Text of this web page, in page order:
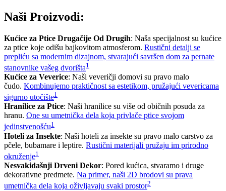
Naši Proizvodi:
Kućice za Ptice Drugačije Od Drugih: Naša specijalnost su kućice
za ptice koje odišu bajkovitom atmosferom. Rustični detalji se
prepliću sa modernim dizajnom, stvarajući savršen dom za pernate
stanovnike vašeg dvorišta1
Kućice za Veverice: Naši veveričji domovi su pravo malo
čudo. Kombinujemo praktičnost sa estetikom, pružajući vevericama
sigurno utočište1
Hranilice za Ptice: Naši hranilice su više od običnih posuda za
hranu. One su umetnička dela koja privlače ptice svojom
jedinstvenošću1
Hoteli za Insekte: Naši hoteli za insekte su pravo malo carstvo za
pčele, bubamare i leptire. Rustični materijali pružaju im prirodno
okruženje1
Nesvakidašnji Drveni Dekor: Pored kućica, stvaramo i druge
dekorativne predmete. Na primer, naši 2D brodovi su prava
umetnička dela koja oživljavaju svaki prostor2